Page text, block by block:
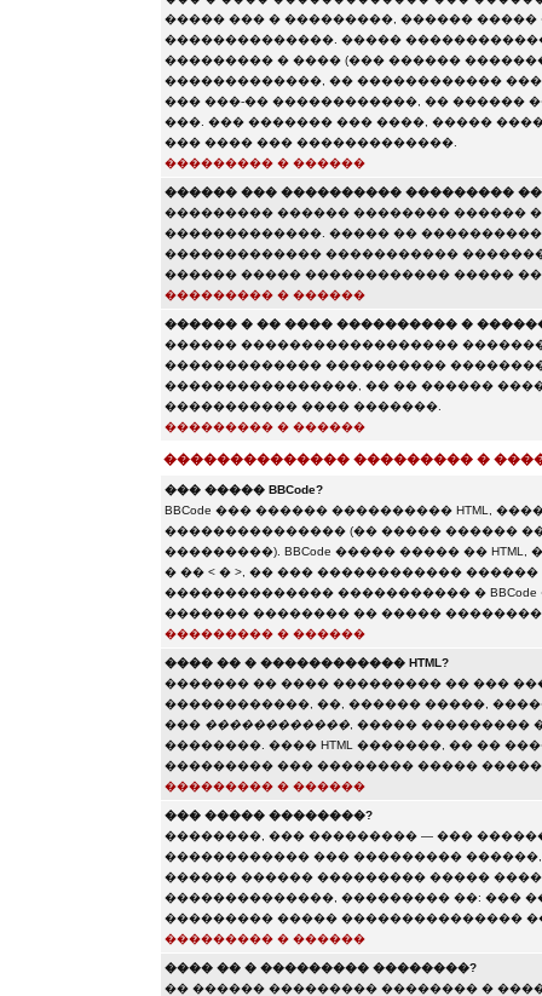
����� ��� � ���������, ������
��������������. �����
��������� � ���� (��� ������
�������������, �� ������������
��� ���-�� ������������, �� ������
���. ��� ������� ��� ����, �����
��� ���� ��� �������������.
��������� � ������
������ ��� ���������� ���������
��������� ������ �������� ������
�������������. ����� ��
������������� �����������
������ ����� ������������ �����
��������� � ������
������ � �� ���� ���������� �
������ ������������������
������������� ����������
����������������, �� �� ������
����������� ���� �������.
��������� � ������
�������������� ��������� �
��� ����� BBCode?
BBCode ��� ������ ���������� HTML,
��������������� (�� ����� ������
���������). BBCode ����� ����� ��
� �� < � >, �� ��� ������������
�������������� ����������� �
������� �������� �� �����
��������� � ������
���� �� � ������������ HTML?
������� �� ���� ��������� �� ���
������������, ��, ������ �����,
��� ������������, ����� ���������
��������. ���� HTML �������, �� ��
��������� ��� �������� �����
��������� � ������
��� ����� ��������?
��������, ��� ��������� — ���
������������ ��� ���������
������ ������ ��������� �����
��������������, ��������� ��: ���
��������� ����� ���������������
��������� � ������
���� �� � ��������� ��������?
�� ������ ��������� �������� �